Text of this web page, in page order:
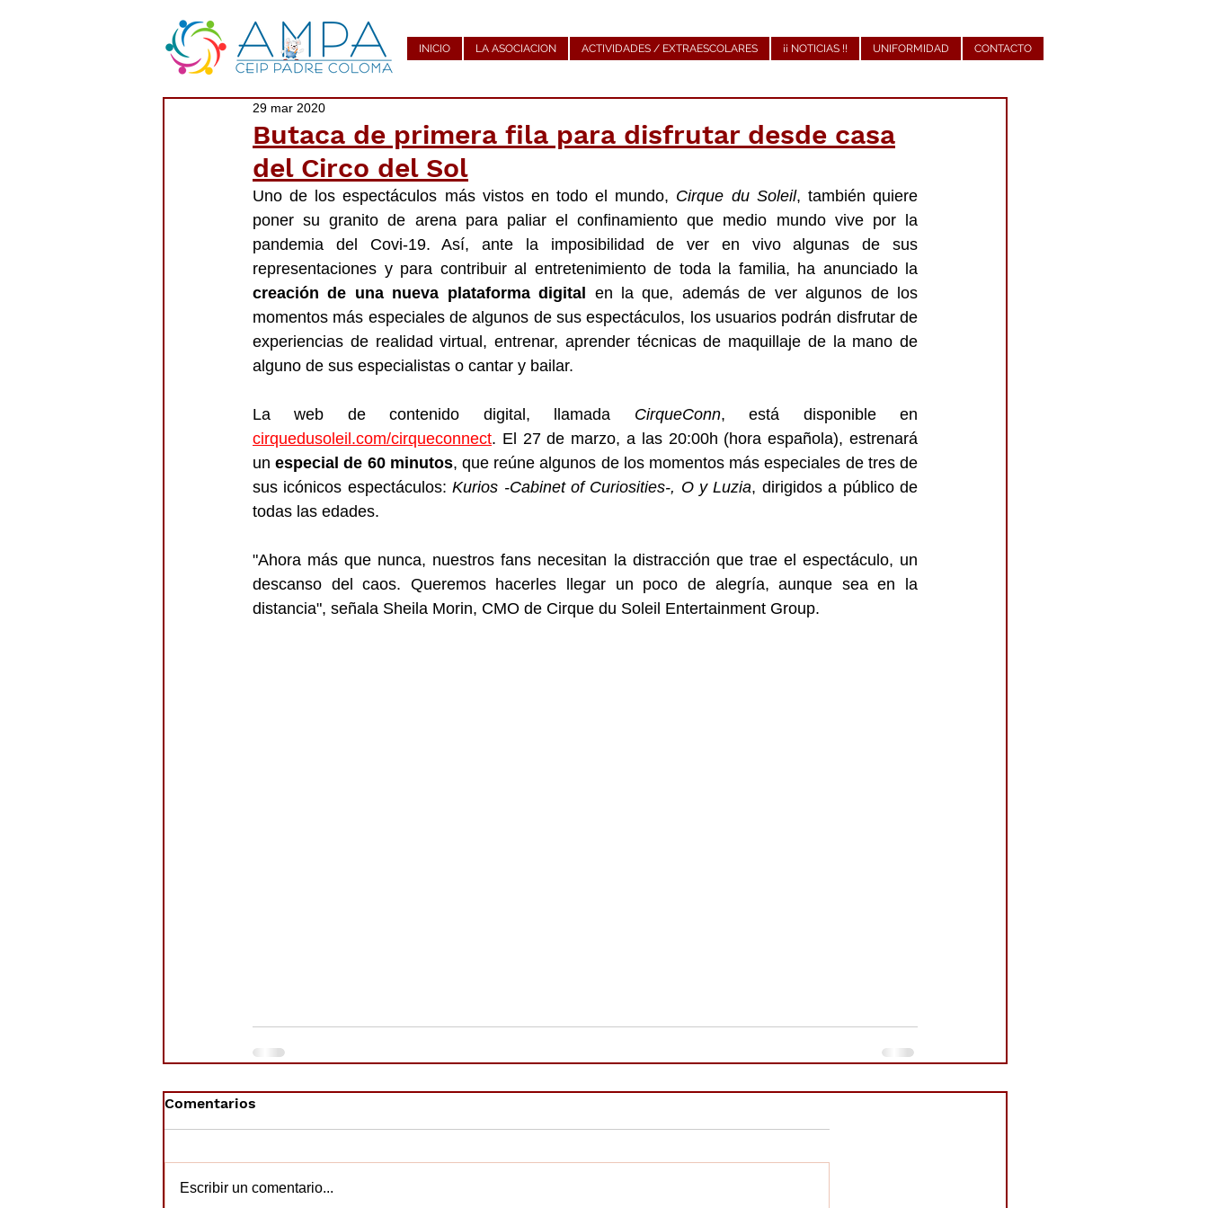
INICIO LA ASOCIACION ACTIVIDADES / EXTRAESCOLARES ¡¡ NOTICIAS !! UNIFORMIDAD CONTACTO
Butaca de primera fila para disfrutar desde casa
del Circo del Sol
29 mar 2020
Uno de los espectáculos más vistos en todo el mundo, Cirque du Soleil, también quiere
poner su granito de arena para paliar el confinamiento que medio mundo vive por la
pandemia del Covi-19. Así, ante la imposibilidad de ver en vivo algunas de sus
creación de una nueva plataforma digital
en la que, además de ver algunos de los
momentos más especiales de algunos de sus espectáculos, los usuarios podrán disfrutar de
experiencias de realidad virtual, entrenar, aprender técnicas de maquillaje de la mano de
alguno de sus especialistas o cantar y bailar.
La web de contenido digital, llamada CirqueConn
cirquedusoleil.com/cirqueconnect. El 27 de marzo, a las 20:00h (hora española), estrenará
un especial de 60 minutos, que reúne algunos de los momentos más especiales de tres de
sus icónicos espectáculos: Kurios -Cabinet of Curiosities-, O y Luzia, dirigidos a público de
todas las edades.
"Ahora más que nunca, nuestros fans necesitan la distracción que trae el espectáculo, un
descanso del caos. Queremos hacerles llegar un poco de alegría, aunque sea en la
distancia", señala Sheila Morin, CMO de Cirque du Soleil Entertainment Group.
Comentarios
Escribir un comentario...